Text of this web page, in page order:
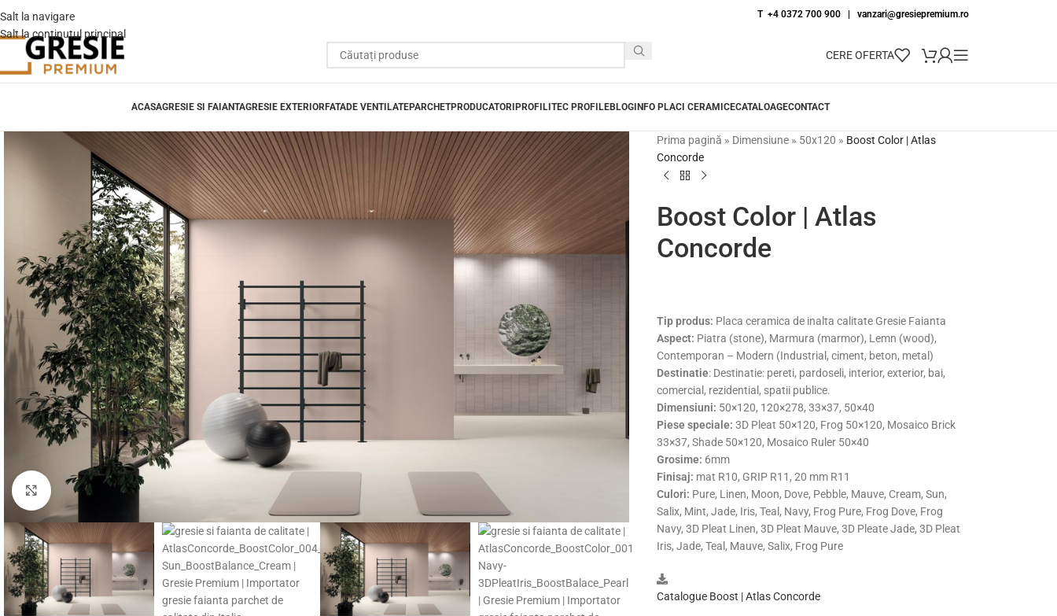
Salt la navigare
Salt la conținutul principal
T +4 0372 700 900 | vanzari@gresiepremium.ro
CERE OFERTA
ACASAGRESIE SI FAIANTAGRESIE EXTERIORFATADE VENTILATEPARCHETPRODUCATORI PROFILITEC PROFILEBLOG INFO PLACI CERAMICECATALOAGECONTACT
Fă clic pentru a mări
Prima pagină » Dimensiune » 50x120 » Boost Color | Atlas
Concorde
Boost Color | Atlas
Concorde
Tip produs: Placa ceramica de inalta calitate Gresie Faianta
Aspect: Piatra (stone), Marmura (marmor), Lemn (wood),
Contemporan – Modern (Industrial, ciment, beton, metal)
Destinatie: Destinatie: pereti, pardoseli, interior, exterior, bai,
comercial, rezidential, spatii publice.
Dimensiuni: 50×120, 120×278, 33×37, 50×40
Piese speciale: 3D Pleat 50×120, Frog 50×120, Mosaico Brick
33×37, Shade 50×120, Mosaico Ruler 50×40
Grosime: 6mm
Finisaj: mat R10, GRIP R11, 20 mm R11
Culori: Pure, Linen, Moon, Dove, Pebble, Mauve, Cream, Sun,
Salix, Mint, Jade, Iris, Teal, Navy, Frog Pure, Frog Dove, Frog
Navy, 3D Pleat Linen, 3D Pleat Mauve, 3D Pleate Jade, 3D Pleat
Iris, Jade, Teal, Mauve, Salix, Frog Pure
Catalogue Boost | Atlas Concorde